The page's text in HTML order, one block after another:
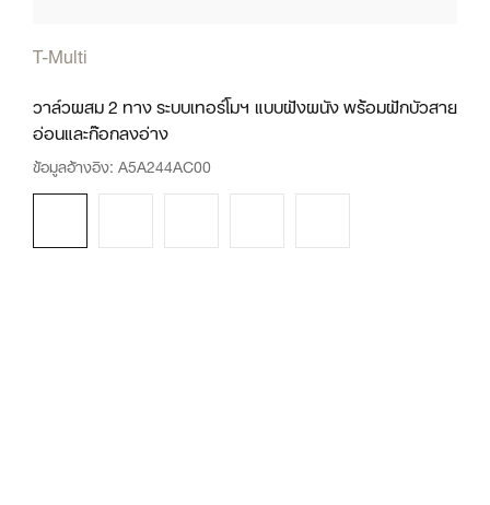
T-Multi
วาล์วผสม 2 ทาง ระบบเทอร์โมฯ แบบฝังผนัง พร้อมฝักบัวสาย
อ่อนและก๊อกลงอ่าง
ข้อมูลอ้างอิง:A5A244AC00